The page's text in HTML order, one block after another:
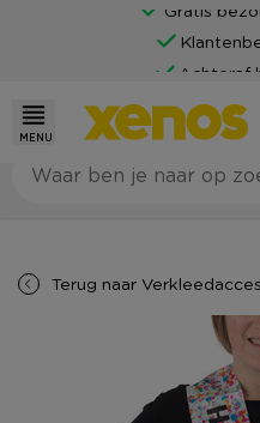
Gratis
Achteraf
MENU
Terug naar